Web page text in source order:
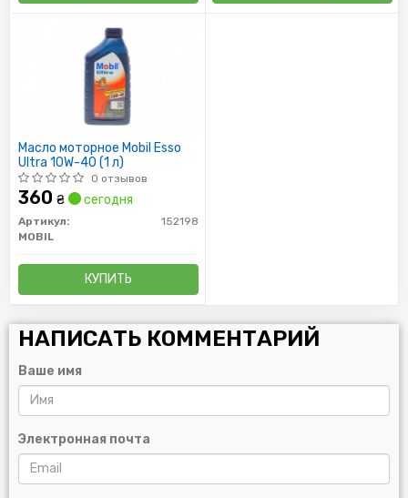
Масло моторное Mobil Esso
Ultra 10W-40 (1 л)
0 отзывов
360 ₴ сегодня
Артикул:
152198
MOBIL
КУПИТЬ
НАПИСАТЬ КОММЕНТАРИЙ
Ваше имя
Электронная почта